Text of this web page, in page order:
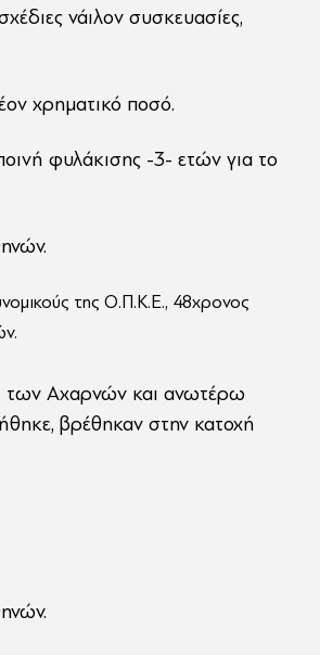
νάιλον συσκευασίες,
χρηματικό ποσό.
φυλάκισης -3- ετών για το
της Ο.Π.Κ.Ε., 48χρονος
των Αχαρνών και ανωτέρω
βρέθηκαν στην κατοχή